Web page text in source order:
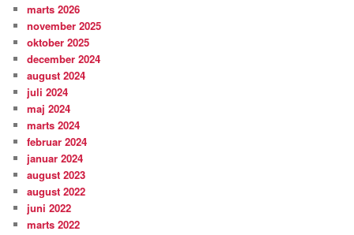
marts 2026
november 2025
oktober 2025
december 2024
august 2024
juli 2024
maj 2024
marts 2024
februar 2024
januar 2024
august 2023
august 2022
juni 2022
marts 2022